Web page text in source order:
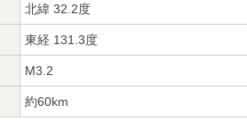
北緯 32.2度
東経 131.3度
M3.2
約60km